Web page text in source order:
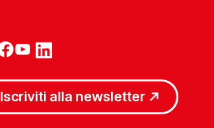
Iscriviti alla newsletter